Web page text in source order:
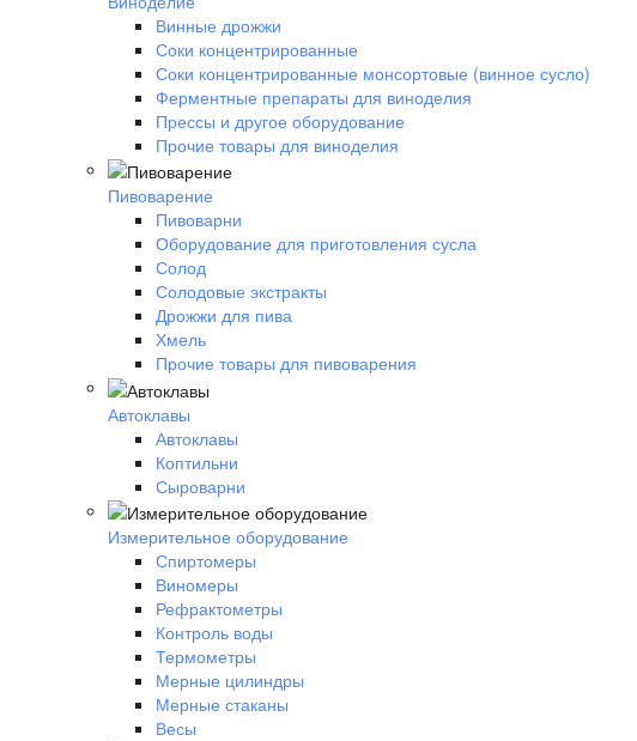
Винные дрожжи
Соки концентрированные
Соки концентрированные монсортовые (винное сусло)
Ферментные препараты для виноделия
Прессы и другое оборудование
Прочие товары для виноделия
Пивоварение
Пивоварни
Оборудование для приготовления сусла
Солод
Солодовые экстракты
Дрожжи для пива
Хмель
Прочие товары для пивоварения
Автоклавы
Автоклавы
Коптильни
Сыроварни
Измерительное оборудование
Спиртомеры
Виномеры
Рефрактометры
Контроль воды
Термометры
Мерные цилиндры
Мерные стаканы
Весы